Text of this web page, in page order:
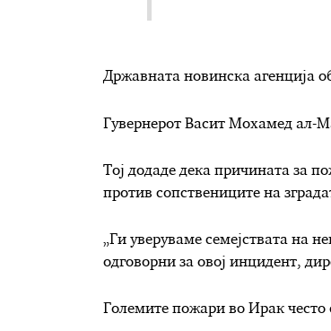
Државната новинска агенција
Гувернерот Васит Мохамед ал-
Тој додаде дека причината за
против сопствениците на
„Ги уверуваме семејствата на
одговорни за овој инцидент,
Големите пожари во Ирак